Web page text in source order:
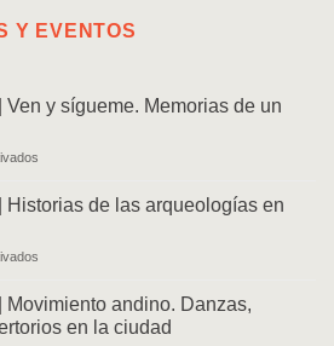
Y EVENTOS
Ven y sígueme. Memorias de un
|
de
un
Historias de las arqueologías en
Historias
de
Movimiento andino. Danzas,
en la ciudad